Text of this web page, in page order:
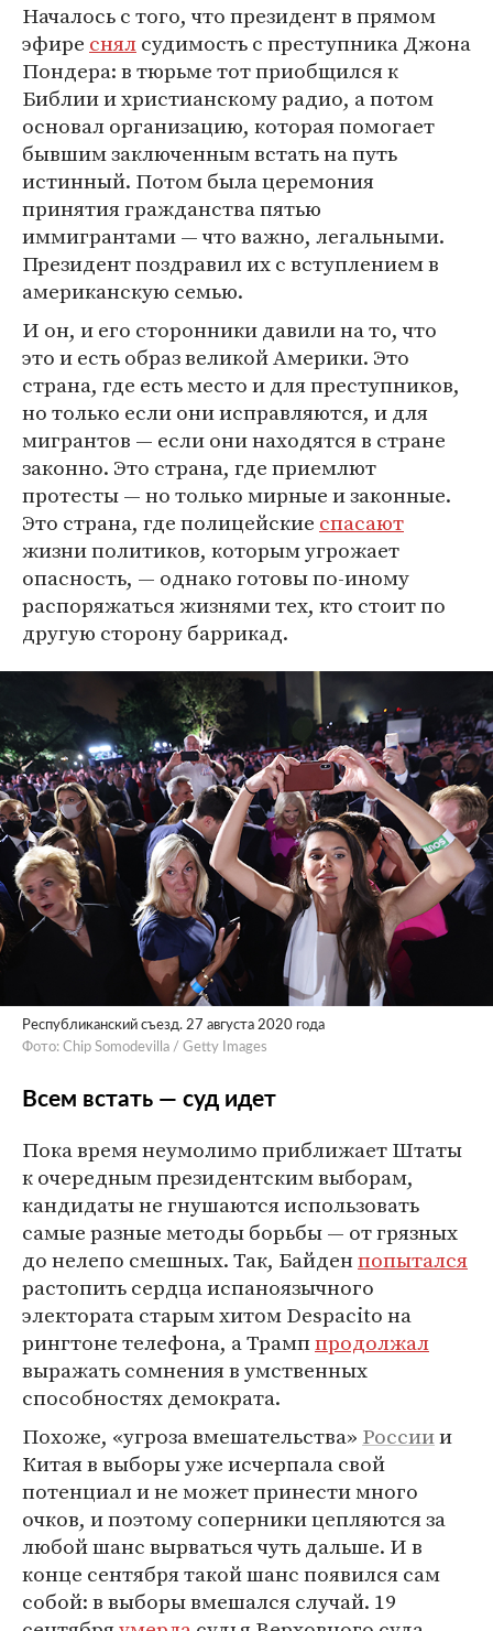
Началось с того, что президент в прямом
эфире снялсудимость с преступника Джона
Пондера: в тюрьме тот приобщился к
Библии и христианскому радио, а потом
основал организацию, которая помогает
бывшим заключенным встать на путь
истинный. Потом была церемония
принятия гражданства пятью
иммигрантами — что важно, легальными.
Президент поздравил их с вступлением в
американскую семью.
И он, и его сторонники давили на то, что
это и есть образ великой Америки. Это
страна, где есть место и для преступников,
но только если они исправляются, и для
мигрантов — если они находятся в стране
законно. Это страна, где приемлют
протесты — но только мирные и законные.
Это страна, где полицейские спасают
жизни политиков, которым угрожает
опасность, — однако готовы по-иному
распоряжаться жизнями тех, кто стоит по
другую сторону баррикад.
Республиканский съезд. 27 августа 2020 года
Фото: Chip Somodevilla / Getty Images
Всем встать — суд идет
Пока время неумолимо приближает Штаты
к очередным президентским выборам,
кандидаты не гнушаются использовать
самые разные методы борьбы — от грязных
до нелепо смешных. Так, Байденпопытался
растопить сердца испаноязычного
электората старым хитом Despacito на
рингтоне телефона, а Трамппродолжал
выражать сомнения в умственных
способностях демократа.
Похоже, «угроза вмешательства» Россиии
Китая в выборы уже исчерпала свой
потенциал и не может принести много
очков, и поэтому соперники цепляются за
любой шанс вырваться чуть дальше. И в
конце сентября такой шанс появился сам
собой: в выборы вмешался случай. 19